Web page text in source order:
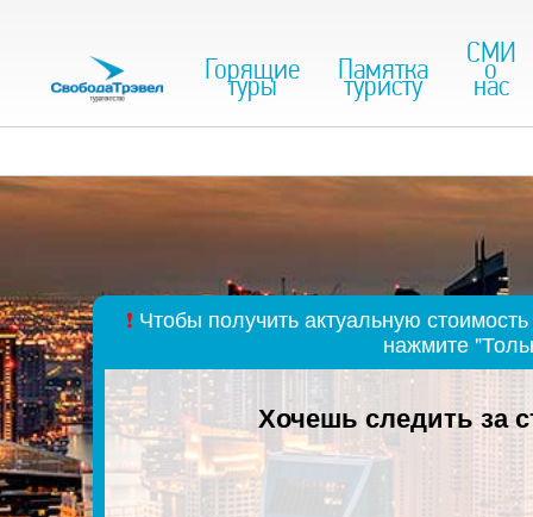
Горящие
туры Памятка
туристу
СМИ
о
нас
❗ Чтобы получить актуальную
нажмите
Хочешь следить за